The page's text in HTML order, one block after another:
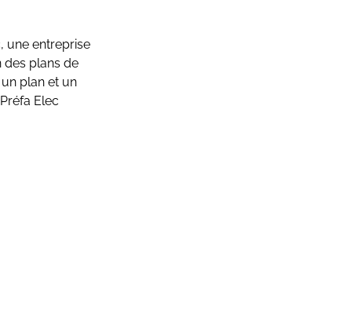
une entreprise
des plans de
plan et un
Elec